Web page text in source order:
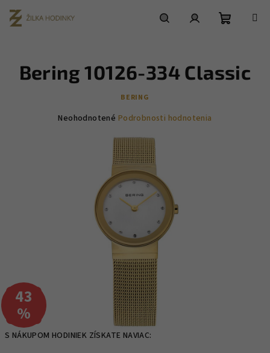
obsah
košík
S NÁKUPOM HODINIEK ZÍSKATE NAVIAC:
Bering 10126-334 Classic
BERING
Priemerné
hviezdičiek.
Neohodnotené Podrobnosti hodnotenia
43
%